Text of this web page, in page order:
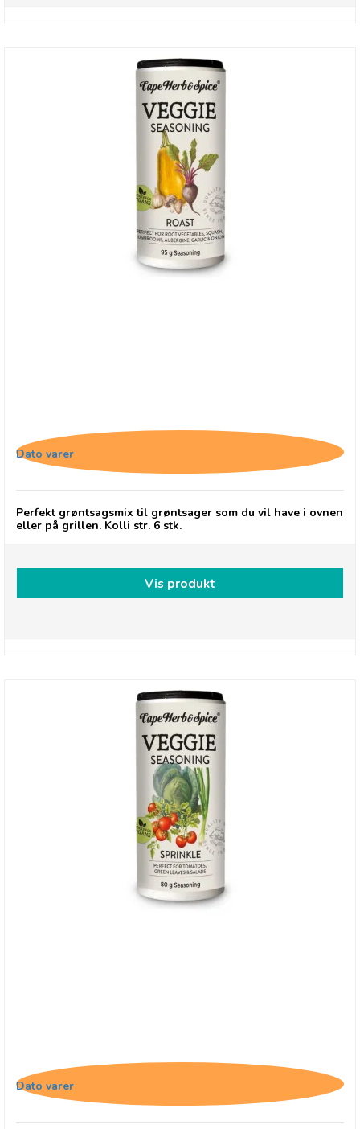
Dato varer
Perfekt grøntsagsmix til grøntsager som du vil have i ovnen
eller på grillen. Kolli str. 6 stk.
Vis produkt
Dato varer